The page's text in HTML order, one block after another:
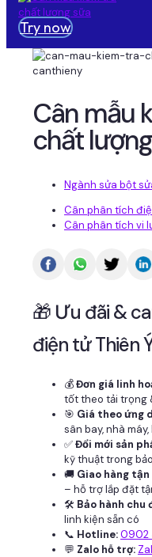
Try now
Cân mẫu
chất
Ngành sửa bột
Cân phân tích
Cân phân tích vi
🎁 Ưu đãi &
điện tử Thiên
💰Đơn giá linh
tốt theo tải trọng
🎯 Giá theo ứng
sân bay, nhà
✅Đổi mới sản
kỹ thuật trong
🚚 Giao hàng tận
– hỗ trợ lắp đặt
🛠 Bảo hành chu
linh kiện sẵn có
📞 Hotline:0902
💬 Zalo hỗ trợ: